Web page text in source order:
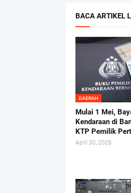
BACA ARTIKEL
DAERAH
Mulai 1 Mei,
Kendaraan di
KTP Pemilik
April 30, 2026